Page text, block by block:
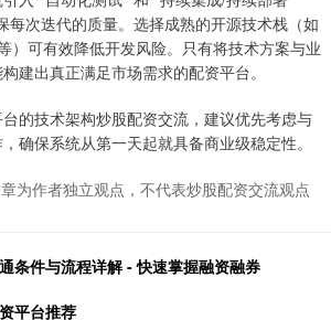
每次迭代的质量。选择成熟的开源技术栈（如
）可有效降低开发风险。只有将技术方案与业
建出真正满足市场需求的配资平台。
的技术架构炒股配资交流，建议优先考虑与
确保系统从第一天起就具备商业级稳定性。
为作者独立观点，不代表炒股配资交流观点
条件与流程详解 - 快速掌握融资融券
平台推荐